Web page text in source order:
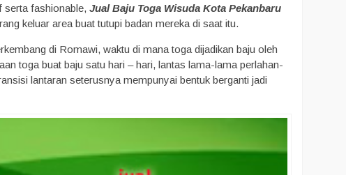
serta fashionable,Jual Baju Toga Wisuda Kota Pekanbaru
keluar area buat tutupi badan mereka di saat itu.
di Romawi, waktu di mana toga dijadikan baju oleh
toga buat baju satu hari – hari, lantas lama-lama perlahan-
lantaran seterusnya mempunyai bentuk berganti jadi